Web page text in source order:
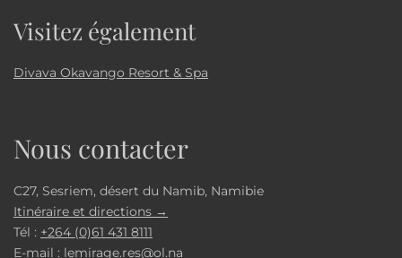
Visitez également
Divava Okavango Resort & Spa
Nous contacter
C27, Sesriem, désert du Namib, Namibie
Itinéraire et directions →
Tél : +264 (0)61 431 8111
E-mail : lemirage.res@ol.na